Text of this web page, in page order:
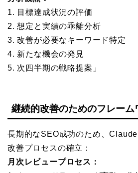
1. 目標達成状況の評価
2. 想定と実績の乖離分析
3. 改善が必要なキーワード特定
4. 新たな機会の発見
5. 次四半期の戦略提案」
継続的改善のためのフレーム
長期的なSEO成功のため、
改善プロセスの確立：
月次レビュープロセス：